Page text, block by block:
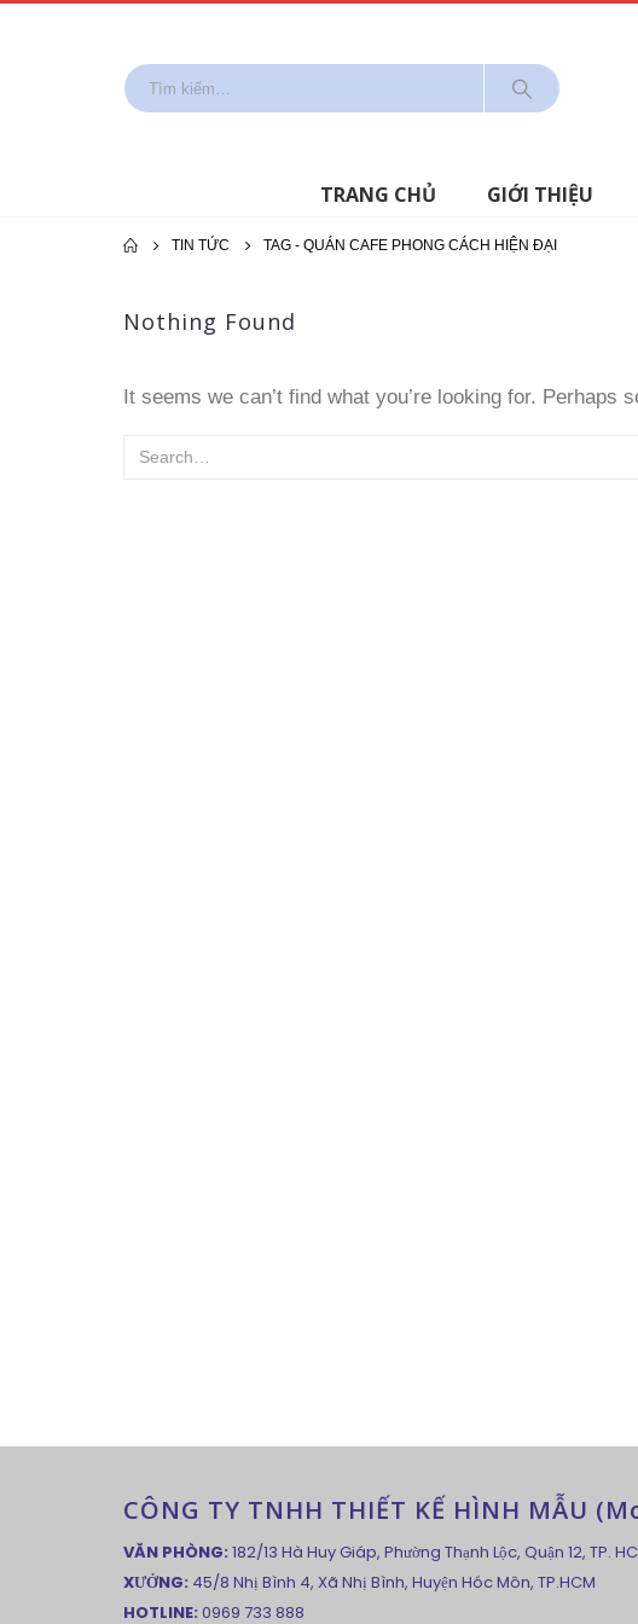
TRANG CHỦ GIỚI THIỆU
TIN TỨC TAG - QUÁN CAFE PHONG CÁCH HIỆN ĐẠI
Nothing Found
It seems we can’t find what you’re looking for. Perhaps
CÔNG TY TNHH THIẾT KẾ HÌNH MẪU
VĂN PHÒNG: 182/13 Hà Huy Giáp, Phường Thạnh Lộc, Quận 12, TP.
XƯỞNG: 45/8 Nhị Bình 4, Xã Nhị Bình, Huyện Hóc Môn, TP.HCM
HOTLINE: 0969 733 888